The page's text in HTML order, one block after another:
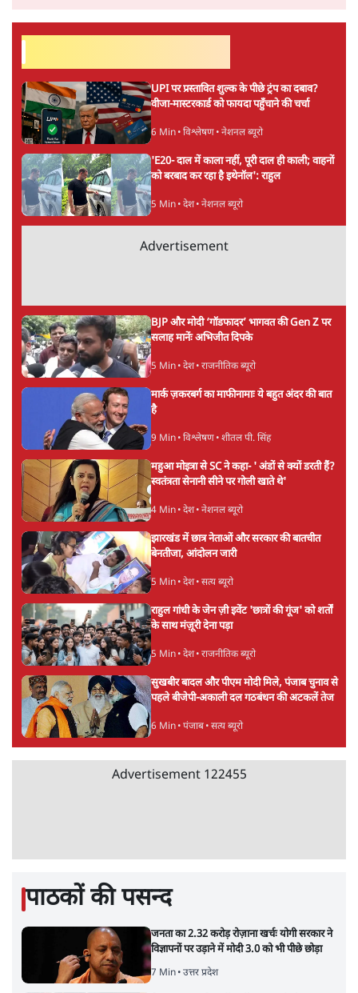
UPI पर प्रस्तावित शुल्क के पीछे ट्रंप का दबाव?
वीजा-मास्टरकार्ड को फायदा पहुँचाने की चर्चा
6 Min• विश्लेषण• नेशनल ब्यूरो
'E20- दाल में काला नहीं, पूरी दाल ही काली; वाहनों
को बरबाद कर रहा है इथेनॉल': राहुल
5 Min• देश• नेशनल ब्यूरो
Advertisement
BJP और मोदी ‘गॉडफादर’ भागवत की Gen Z पर
सलाह मानेंः अभिजीत दिपके
5 Min• देश• राजनीतिक ब्यूरो
मार्क ज़करबर्ग का माफीनामाः ये बहुत अंदर की बात
है
9 Min• विश्लेषण• शीतल पी. सिंह
महुआ मोइत्रा से SC ने कहा- ' अंडों से क्यों डरती हैं?
स्वतंत्रता सेनानी सीने पर गोली खाते थे'
4 Min• देश• नेशनल ब्यूरो
झारखंड में छात्र नेताओं और सरकार की बातचीत
बेनतीजा, आंदोलन जारी
5 Min• देश• सत्य ब्यूरो
राहुल गांधी के जेन ज़ी इवेंट 'छात्रों की गूंज' को शर्तों
के साथ मंज़ूरी देना पड़ा
5 Min• देश• राजनीतिक ब्यूरो
सुखबीर बादल और पीएम मोदी मिले, पंजाब चुनाव से
पहले बीजेपी-अकाली दल गठबंधन की अटकलें तेज
6 Min• पंजाब• सत्य ब्यूरो
Advertisement 122455
पाठकों की पसन्द
जनता का 2.32 करोड़ रोज़ाना खर्चः योगी सरकार ने
विज्ञापनों पर उड़ाने में मोदी 3.0 को भी पीछे छोड़ा
7 Min• उत्तर प्रदेश